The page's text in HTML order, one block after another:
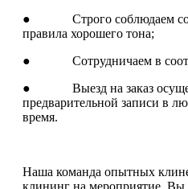
● Строго соблюдаем
правила хорошего тона;
● Сотрудничаем в
● Выезд на заказ
предварительной записи в
время.
Наша команда опытных